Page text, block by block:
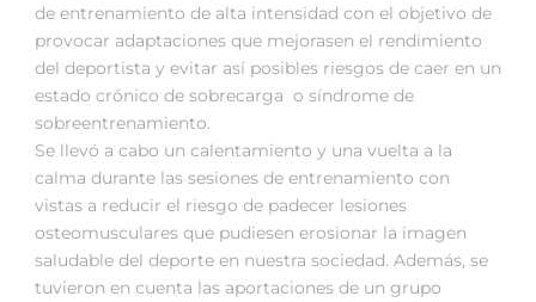
de entrenamiento de alta intensidad con el objetivo de
provocar adaptaciones que mejorasen el rendimiento
del deportista y evitar así posibles riesgos de caer en un
estado crónico de sobrecarga o síndrome de
sobreentrenamiento.
Se llevó a cabo un calentamiento y una vuelta a la
calma durante las sesiones de entrenamiento con
vistas a reducir el riesgo de padecer lesiones
osteomusculares que pudiesen erosionar la imagen
saludable del deporte en nuestra sociedad. Además, se
tuvieron en cuenta las aportaciones de un grupo